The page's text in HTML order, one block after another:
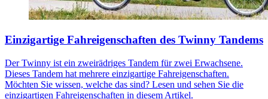
Einzigartige Fahreigenschaften des Twinny Tandems
Der Twinny ist ein zweirädriges Tandem für zwei Erwachsene.
Dieses Tandem hat mehrere einzigartige Fahreigenschaften.
Möchten Sie wissen, welche das sind? Lesen und sehen Sie die
einzigartigen Fahreigenschaften in diesem Artikel.